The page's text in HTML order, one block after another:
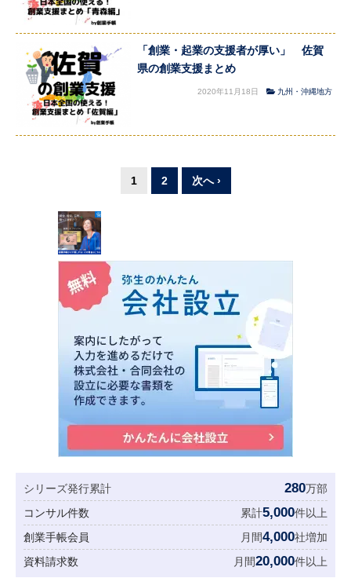
「創業・起業の支援者が厚い」 佐賀
県の創業支援まとめ
2020年11月18日 九州・沖縄地方
1 2 次へ ›
シリーズ発行累計 280万部
コンサル件数
累計5,000件以上
創業手帳会員
月間4,000社増加
資料請求数
月間20,000件以上